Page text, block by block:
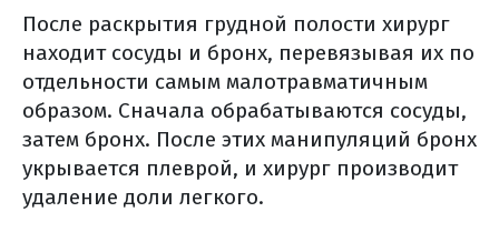
лечебное питание после
операций на грудной клетке
лечебное питание (общая
информация)
потребление жидкости во
время лечения
что можно и нужно есть
После раскрытия грудной полости хирург
находит сосуды и бронх, перевязывая их по
отдельности самым малотравматичным
образом. Сначала обрабатываются сосуды,
затем бронх. После этих манипуляций бронх
укрывается плеврой, и хирург производит
удаление доли легкого.